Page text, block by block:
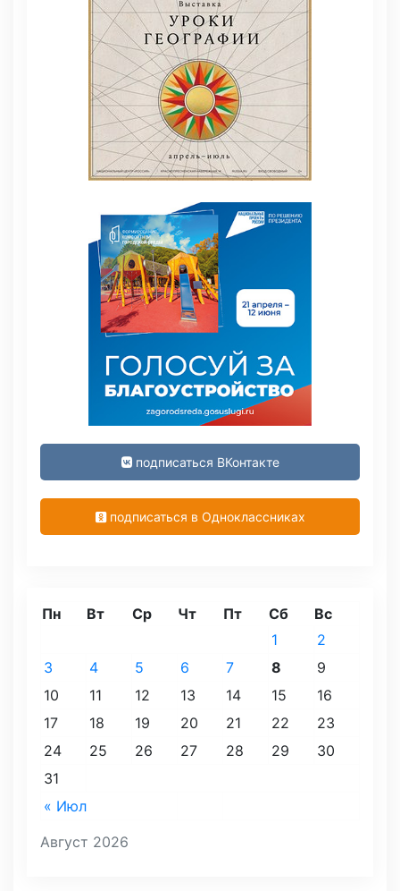
подписаться ВКонтакте
подписаться в Одноклассниках
Август 2026
Пн Вт Ср Чт Пт Сб Вс
« Июл
1
2
3
4 5 6 7 8
9
10
11 12 13 14 15
16
17
18 19 20 21 22
23
24
25 26 27 28 29
30
31